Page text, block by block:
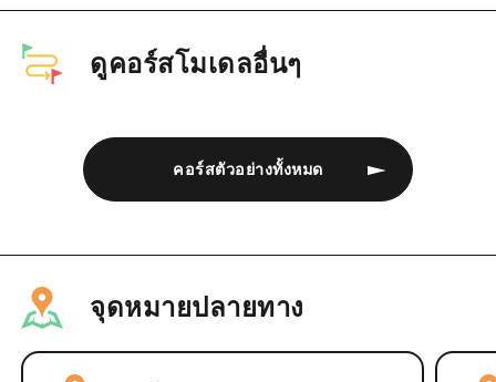
ดูคอร์สโมเดลอื่นๆ
คอร์สตัวอย่างทั้งหมด
จุดหมายปลายทาง